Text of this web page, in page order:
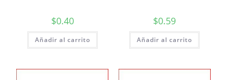
$0.40
Añadir al carrito
$0.59
Añadir al carrito